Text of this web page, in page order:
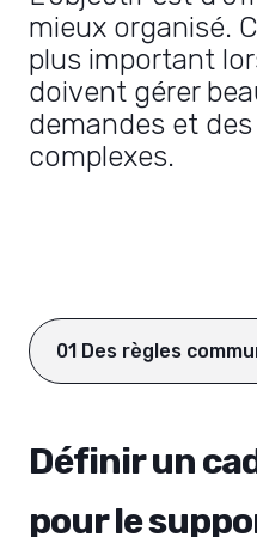
mieux organisé.
plus important
doivent gérer
demandes et
complexes.
Définir un
pour le